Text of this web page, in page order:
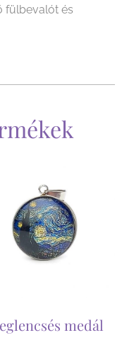
fülbevalót és
medál